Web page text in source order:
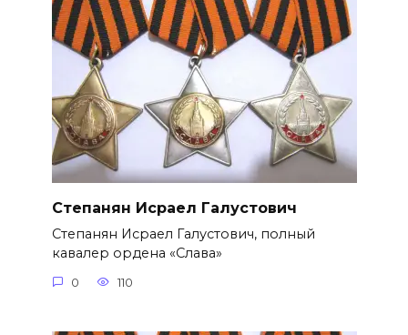
Степанян Исраел Галустович
Степанян Исраел Галустович, полный
кавалер ордена «Слава»
0 110